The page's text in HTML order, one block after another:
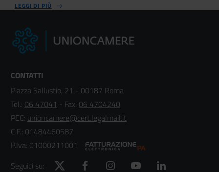
LEGGI DI PIÙ
CONTATTI
Piazza Sallustio, 21 - 00187 Roma
Tel.: 06 47041 - Fax: 06 4704240
PEC: unioncamere@cert.legalmail.it
C.F.: 01484460587
P.Iva: 01000211001
Seguici su:
Twitter Facebook Instagram YouTube